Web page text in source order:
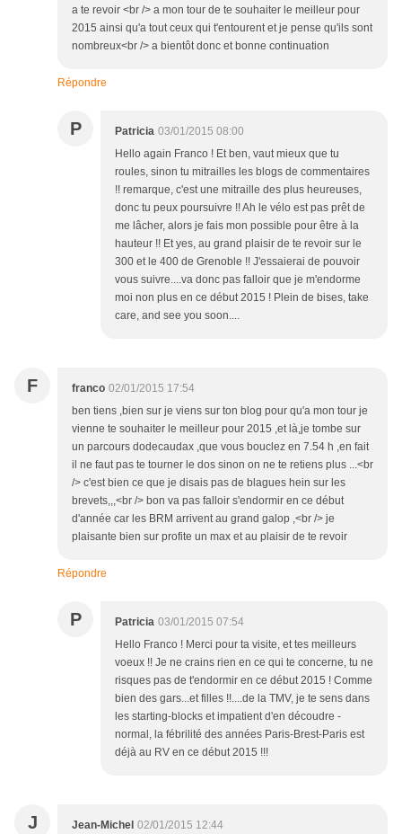
a te revoir <br /> a mon tour de te souhaiter le meilleur pour
2015 ainsi qu'a tout ceux qui t'entourent et je pense qu'ils sont
nombreux<br /> a bientôt donc et bonne continuation
Répondre
P Patricia 03/01/2015 08:00
Hello again Franco ! Et ben, vaut mieux que tu
roules, sinon tu mitrailles les blogs de commentaires
!! remarque, c'est une mitraille des plus heureuses,
donc tu peux poursuivre !! Ah le vélo est pas prêt de
me lâcher, alors je fais mon possible pour être à la
hauteur !! Et yes, au grand plaisir de te revoir sur le
300 et le 400 de Grenoble !! J'essaierai de pouvoir
vous suivre....va donc pas falloir que je m'endorme
moi non plus en ce début 2015 ! Plein de bises, take
care, and see you soon....
F franco 02/01/2015 17:54
ben tiens ,bien sur je viens sur ton blog pour qu'a mon tour je
vienne te souhaiter le meilleur pour 2015 ,et là,je tombe sur
un parcours dodecaudax ,que vous bouclez en 7.54 h ,en fait
il ne faut pas te tourner le dos sinon on ne te retiens plus ...<br
/> c'est bien ce que je disais pas de blagues hein sur les
brevets,,,<br /> bon va pas falloir s'endormir en ce début
d'année car les BRM arrivent au grand galop ,<br /> je
plaisante bien sur profite un max et au plaisir de te revoir
Répondre
P Patricia 03/01/2015 07:54
Hello Franco ! Merci pour ta visite, et tes meilleurs
voeux !! Je ne crains rien en ce qui te concerne, tu ne
risques pas de t'endormir en ce début 2015 ! Comme
bien des gars...et filles !!....de la TMV, je te sens dans
les starting-blocks et impatient d'en découdre -
normal, la fébrilité des années Paris-Brest-Paris est
déjà au RV en ce début 2015 !!!
J Jean-Michel 02/01/2015 12:44